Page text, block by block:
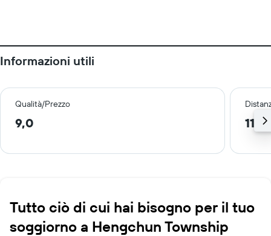
Informazioni utili
Qualità/Prezzo
9,0 11,1
Tutto ciò di cui hai bisogno per il tuo
soggiorno a Hengchun Township